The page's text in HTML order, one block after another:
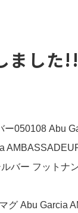
ました!!
ー050108 Abu
バー フットナ
グ Abu Garcia